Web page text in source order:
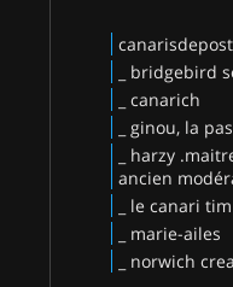
_ bridgebird
_ canarich
_ ginou, la
_ harzy
ancien
_ le canari
_ marie-ailes
_ norwich